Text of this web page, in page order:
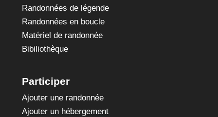
Randonnées de légende
Randonnées en boucle
Matériel de randonnée
Bibiliothèque
Participer
Ajouter une randonnée
Ajouter un hébergement